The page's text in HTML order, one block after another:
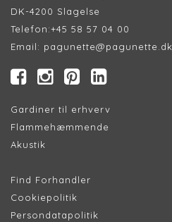
DK-4200 Slagelse
Telefon:+45 58 57 04 00
Email: pagunette@pagunette.dk
Gardiner til erhverv
Flammehæmmende
Akustik
Find Forhandler
Cookiepolitik
Persondatapolitik